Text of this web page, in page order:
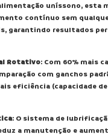
uníssono, esta
contínuo sem
garantindo resultados
Rotativo: Com 60% mais
com ganchos
eficiência (capacidade
: O sistema de
a manutenção e